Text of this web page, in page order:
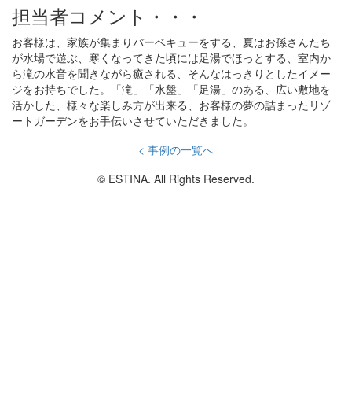
担当者コメント・・・
お客様は、家族が集まりバーベキューをする、夏はお孫さんたち
が水場で遊ぶ、寒くなってきた頃には足湯でほっとする、室内か
ら滝の水音を聞きながら癒される、そんなはっきりとしたイメー
ジをお持ちでした。「滝」「水盤」「足湯」のある、広い敷地を
活かした、様々な楽しみ方が出来る、お客様の夢の詰まったリゾ
ートガーデンをお手伝いさせていただきました。
< 事例の一覧へ
© ESTINA. All Rights Reserved.